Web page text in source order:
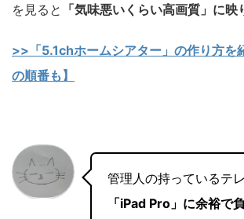
を見ると 「気味悪いくらい高画質」に映
>>「5.1chホームシアター」の作り方を
の順番も】
管理人の持っているテ
「iPad Pro」に余裕で負